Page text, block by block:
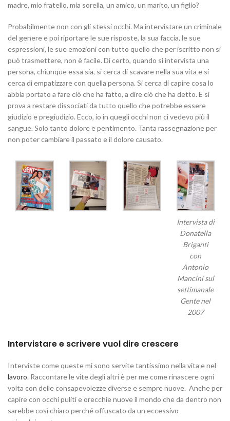
madre, mio fratello, mia sorella, un amico, un marito, un figlio?
Probabilmente non con gli stessi occhi. Ma intervistare un criminale
del genere e poi riportare le sue risposte, la sua faccia, le sue
espressioni, le sue emozioni con tutto quello che per iscritto non si
può trasmettere, non è facile. Di certo, quando si intervista una
persona, chiunque essa sia, si cerca di scavare nella sua vita e si
cerca di empatizzare con quella persona. Si cerca di capire cosa lo
abbia portato a fare ciò che ha fatto, a dire ciò che ha detto. E si
prova a restare dissociati da tutto quello che potrebbe essere
giudizio e pregiudizio. Ecco, io in quegli occhi non ci vedevo più il
sangue. Solo tanto dolore e pentimento. Tanta rassegnazione per
non poter cambiare il passato e il dolore causato.
Intervista di
Donatella
Briganti
con
Antonio
Mancini sul
settimanale
Gente nel
2007
Intervistare e scrivere vuol dire crescere
Interviste come queste mi sono servite tantissimo nella vita e nel
lavoro. Raccontare le vite degli altri è per me come rinascere ogni
volta con delle consapevolezze diverse e sempre nuove. Anche per
capire con occhi puliti e orecchie nuove il mondo che da dentro non
sarebbe così chiaro perché offuscato da un eccessivo